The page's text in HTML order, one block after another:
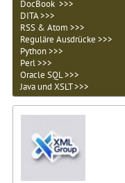
DocBook >>>
DITA >>>
RSS & Atom >>>
Reguläre Ausdrücke >>>
Python >>>
Perl >>>
Oracle SQL >>>
Java und XSLT >>>